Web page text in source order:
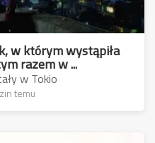
w którym wystąpiła
razem w ...
w Tokio
temu